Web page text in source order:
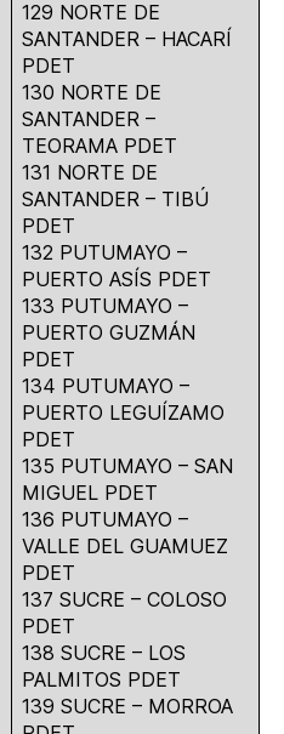
129 NORTE DE
SANTANDER – HACARÍ
PDET
130 NORTE DE
SANTANDER –
TEORAMA PDET
131 NORTE DE
SANTANDER – TIBÚ
PDET
132 PUTUMAYO –
PUERTO ASÍS PDET
133 PUTUMAYO –
PUERTO GUZMÁN
PDET
134 PUTUMAYO –
PUERTO LEGUÍZAMO
PDET
135 PUTUMAYO – SAN
MIGUEL PDET
136 PUTUMAYO –
VALLE DEL GUAMUEZ
PDET
137 SUCRE – COLOSO
PDET
138 SUCRE – LOS
PALMITOS PDET
139 SUCRE – MORROA